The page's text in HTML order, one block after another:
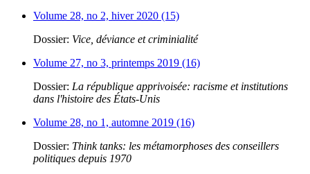
Volume 28, no 2, hiver 2020 (15)
Dossier: Vice, déviance et criminialité
Volume 27, no 3, printemps 2019 (16)
Dossier: La république apprivoisée: racisme et institutions
dans l'histoire des États-Unis
Volume 28, no 1, automne 2019 (16)
Dossier: Think tanks: les métamorphoses des conseillers
politiques depuis 1970